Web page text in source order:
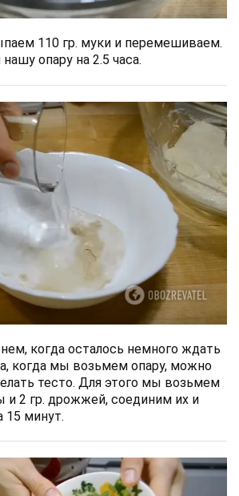
110 гр. муки и перемешиваем.
опару на 2.5 часа.
когда осталось немного ждать
когда мы возьмем опару, можно
тесто. Для этого мы возьмем
и 2 гр. дрожжей, соединим их и
15 минут.